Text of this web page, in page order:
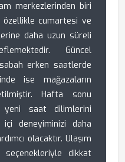
merkezlerinden biri
cumartesi ve
daha uzun süreli
Güncel
erken saatlerde
ise mağazaların
Hafta sonu
yeni saat dilimlerini
içi deneyiminizi daha
olacaktır. Ulaşım
dikkat